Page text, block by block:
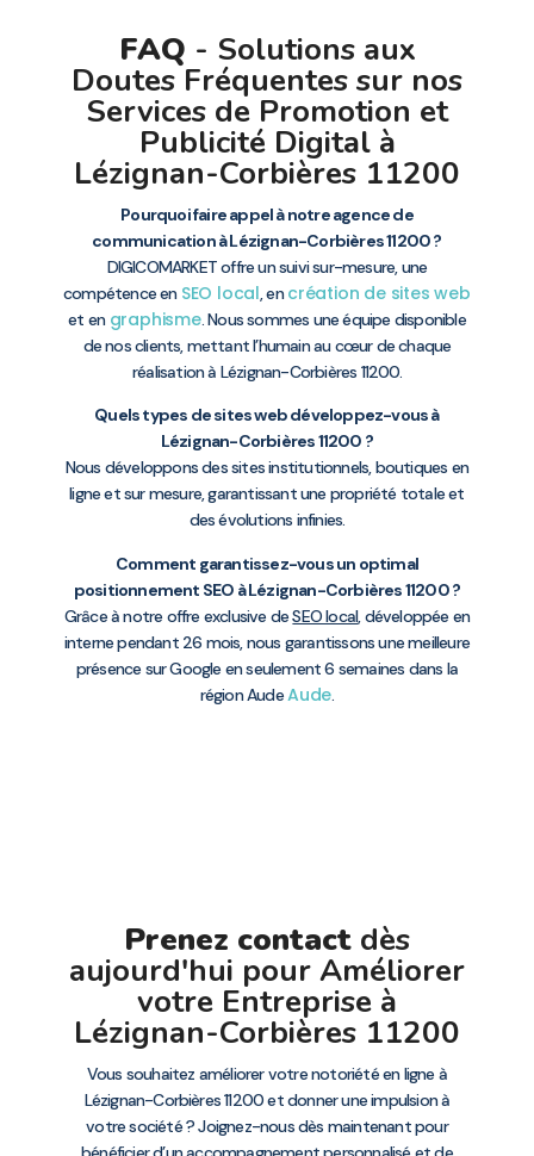
FAQ - Solutions aux
Doutes Fréquentes sur nos
Services de Promotion et
Publicité Digital à
Lézignan-Corbières 11200
Pourquoi faire appel à notre agence de
communication à Lézignan-Corbières 11200 ?
DIGICOMARKET offre un suivi sur-mesure, une
compétence en SEO local, encréation de sites web
et en graphisme. Nous sommes une équipe disponible
de nos clients, mettant l’humain au cœur de chaque
réalisation à Lézignan-Corbières 11200.
Quels types de sites web développez-vous à
Lézignan-Corbières 11200 ?
Nous développons des sites institutionnels, boutiques en
ligne et sur mesure, garantissant une propriété totale et
des évolutions infinies.
Comment garantissez-vous un optimal
positionnement SEO à Lézignan-Corbières 11200 ?
Grâce à notre offre exclusive deSEO local, développée en
interne pendant 26 mois, nous garantissons une meilleure
présence sur Google en seulement 6 semaines dans la
région AudeAude.
Prenez contact dès
aujourd'hui pour Améliorer
votre Entreprise à
Lézignan-Corbières 11200
Vous souhaitez améliorer votre notoriété en ligne à
Lézignan-Corbières 11200 et donner une impulsion à
votre société ? Joignez-nous dès maintenant pour